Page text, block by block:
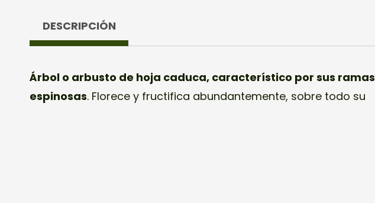
DESCRIPCIÓN
Árbol o arbusto de hoja caduca, característico por sus ramas
espinosas. Florece y fructifica abundantemente, sobre todo su